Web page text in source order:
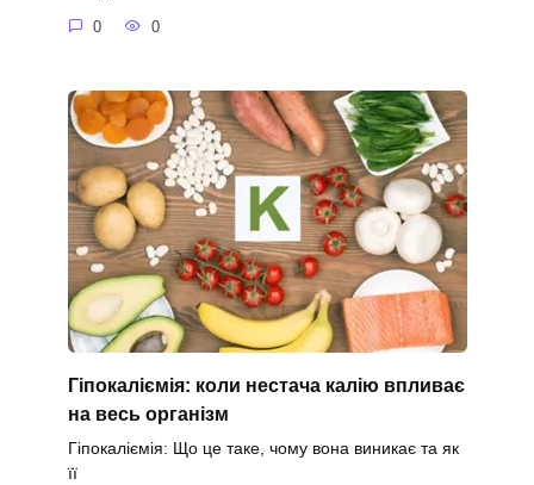
0 0
Гіпокаліємія: коли нестача калію впливає
на весь організм
Гіпокаліємія: Що це таке, чому вона виникає та як
її